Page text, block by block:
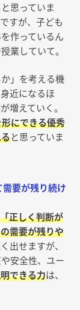
思っていま
すが、子ども
作っているん
業していて。
」を考える機
近になるほ
増えていく。
にできる優秀
と思っていま
要が残り続け
「正しく判断が
需要が残りや
出せますが、
安全性、ユー
できる力は、